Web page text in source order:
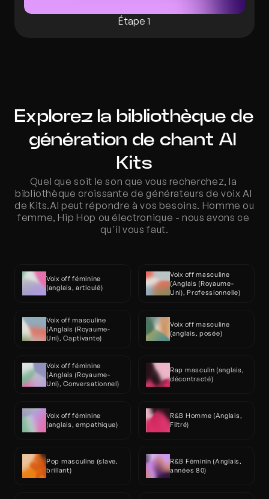
Étape 1
Explorez la bibliothèque de
génération de chant AI
Kits
Quel que soit le son que vous recherchez, la
bibliothèque croissante de générateurs de voix AI
de Kits.AI peut répondre à vos besoins. Homme ou
femme, Hip Hop ou électronique - nous avons ce
qu'il vous faut.
Voix off féminine
(anglais, articulé)
Voix off masculine
(Anglais (Royaume-
Uni), Professionnelle)
Voix off masculine
(Anglais (Royaume-
Uni), Captivante)
Voix off masculine
(anglais, posée)
Voix off féminine
(Anglais (Royaume-
Uni), Conversationnel)
Rap masculin (anglais,
décontracté)
Voix off féminine
(anglais, empathique)
R&B Homme (Anglais,
Filtré)
Pop masculine (slave,
brillant)
R&B Féminin (Anglais,
années 80)